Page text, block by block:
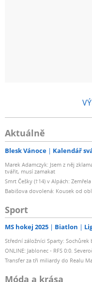
Aktuálně
Blesk Vánoce Kalendář
Marek Adamczyk: Jsem z něj
tvářit, musí zamakat
Smrt Češky (†14) v Alpách:
Babišova dovolená: Kousek od
Sport
MS hokej 2025 Biatlon
Střední záložníci Sparty:
ONLINE: Jablonec - RFS 0:0.
Transfer za tři miliardy do Realu
Móda a krása